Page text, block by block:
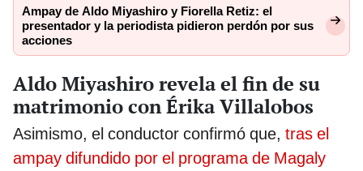
Ampay de Aldo Miyashiro y Fiorella Retiz: el
presentador y la periodista pidieron perdón por sus
acciones
Aldo Miyashiro revela el fin de su
matrimonio con Érika Villalobos
Asimismo, el conductor confirmó que, tras el
ampay difundido por el programa de Magaly